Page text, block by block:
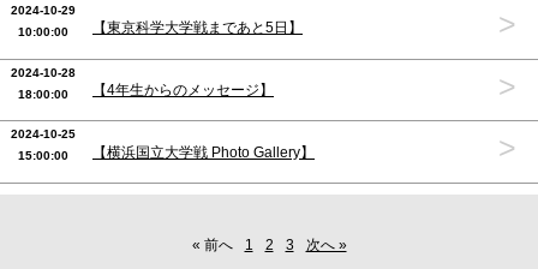
2024-10-29
10:00:00
【東京科学大学戦まであと5日】 >
2024-10-28
18:00:00
【4年生からのメッセージ】 >
2024-10-25
15:00:00
【横浜国立大学戦 Photo Gallery】 >
« 前へ 1 2 3 次へ »